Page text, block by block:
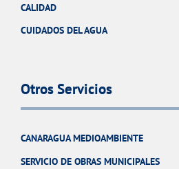
CALIDAD
CUIDADOS DEL AGUA
Otros Servicios
CANARAGUA MEDIOAMBIENTE
SERVICIO DE OBRAS MUNICIPALES